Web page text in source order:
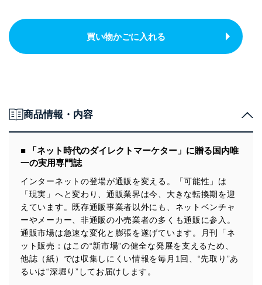
買い物かごに入れる
商品情報・内容
■ 「ネット時代のダイレクトマーケター」に贈る国内唯
一の実用専門誌
インターネットの登場が通販を変える。「可能性」は
「現実」へと変わり、通販業界は今、大きな転換期を迎
えています。既存通販事業者以外にも、ネットベンチャ
ーやメーカー、非通販の小売業者の多くも通販に参入。
通販市場は急速な変化と膨張を遂げています。月刊「ネ
ット販売：はこの“新市場”の健全な発展を支えるため、
他誌（紙）では収集しにくい情報を毎月1回、“先取り”あ
るいは“深堀り”してお届けします。